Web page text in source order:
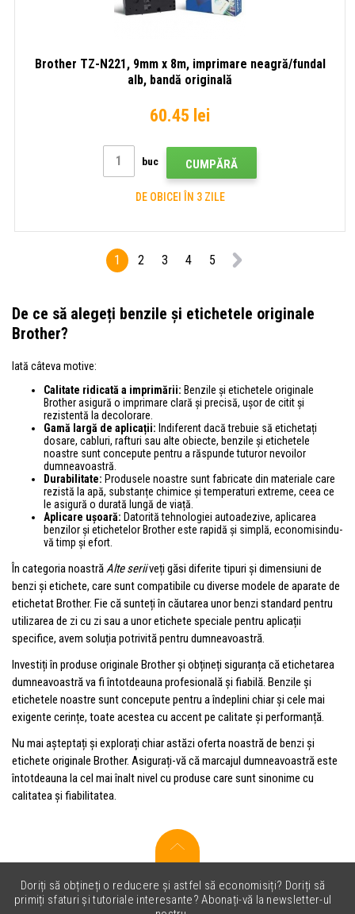
Brother TZ-N221, 9mm x 8m, imprimare neagră/fundal
alb, bandă originală
60.45 lei
buc CUMPĂRĂ
DE OBICEI ÎN 3 ZILE
1 2 3 4 5
De ce să alegeți benzile și etichetele originale
Brother?
Iată câteva motive:
Calitate ridicată a imprimării: Benzile și etichetele originale
Brother asigură o imprimare clară și precisă, ușor de citit și
rezistentă la decolorare.
Gamă largă de aplicații: Indiferent dacă trebuie să etichetați
dosare, cabluri, rafturi sau alte obiecte, benzile și etichetele
noastre sunt concepute pentru a răspunde tuturor nevoilor
dumneavoastră.
Durabilitate: Produsele noastre sunt fabricate din materiale care
rezistă la apă, substanțe chimice și temperaturi extreme, ceea ce
le asigură o durată lungă de viață.
Aplicare ușoară: Datorită tehnologiei autoadezive, aplicarea
benzilor și etichetelor Brother este rapidă și simplă, economisindu-
vă timp și efort.
În categoria noastrăAlte seriiveți găsi diferite tipuri și dimensiuni de
benzi și etichete, care sunt compatibile cu diverse modele de aparate de
etichetat Brother. Fie că sunteți în căutarea unor benzi standard pentru
utilizarea de zi cu zi sau a unor etichete speciale pentru aplicații
specifice, avem soluția potrivită pentru dumneavoastră.
Investiți în produse originale Brother și obțineți siguranța că etichetarea
dumneavoastră va fi întotdeauna profesională și fiabilă. Benzile și
etichetele noastre sunt concepute pentru a îndeplini chiar și cele mai
exigente cerințe, toate acestea cu accent pe calitate și performanță.
Nu mai așteptați și explorați chiar astăzi oferta noastră de benzi și
etichete originale Brother. Asigurați-vă că marcajul dumneavoastră este
întotdeauna la cel mai înalt nivel cu produse care sunt sinonime cu
calitatea și fiabilitatea.
Doriți să obțineți o reducere și astfel să economisiți? Doriți să
primiți sfaturi și tutoriale interesante? Abonați-vă la newsletter-ul